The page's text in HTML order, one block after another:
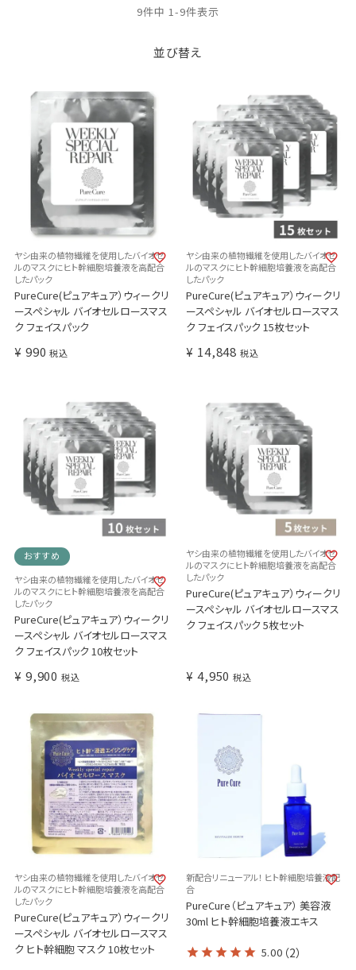
並び替え
9件中 1 -9件表示
ヤシ由来の植物繊維を使用したバイオセ
ルのマスクにヒト幹細胞培養液を高配合
したパック
PureCure(ピュアキュア）ウィークリ
ースペシャル バイオセルロースマス
ク フェイスパック
¥ 990 税込
ヤシ由来の植物繊維を使用したバイオセ
ルのマスクにヒト幹細胞培養液を高配合
したパック
PureCure(ピュアキュア）ウィークリ
ースペシャル バイオセルロースマス
ク フェイスパック 15枚セット
¥ 14,848 税込
おすすめ
ヤシ由来の植物繊維を使用したバイオセ
ルのマスクにヒト幹細胞培養液を高配合
したパック
PureCure(ピュアキュア）ウィークリ
ースペシャル バイオセルロースマス
ク フェイスパック 10枚セット
¥ 9,900 税込
ヤシ由来の植物繊維を使用したバイオセ
ルのマスクにヒト幹細胞培養液を高配合
したパック
PureCure(ピュアキュア）ウィークリ
ースペシャル バイオセルロースマス
ク フェイスパック 5枚セット
¥ 4,950 税込
ヤシ由来の植物繊維を使用したバイオセ
ルのマスクにヒト幹細胞培養液を高配合
したパック
PureCure(ピュアキュア）ウィークリ
ースペシャル バイオセルロースマス
ク ヒト幹細胞 マスク 10枚セット
新配合リニューアル！ ヒト幹細胞培養液配
合
PureCure（ピュアキュア） 美容液
30ml ヒト幹細胞培養液エキス
5.00 （2）